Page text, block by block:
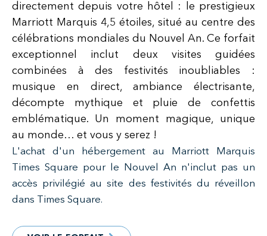
directement depuis votre hôtel : le prestigieux
Marriott Marquis 4,5 étoiles, situé au centre des
célébrations mondiales du Nouvel An. Ce forfait
exceptionnel inclut deux visites guidées
combinées à des festivités inoubliables :
musique en direct, ambiance électrisante,
décompte mythique et pluie de confettis
emblématique. Un moment magique, unique
au monde… et vous y serez !
L'achat d'un hébergement au Marriott Marquis
Times Square pour le Nouvel An n'inclut pas un
accès privilégié au site des festivités du réveillon
dans Times Square.